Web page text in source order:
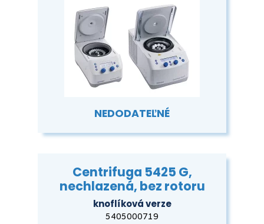
NEDODATEĽNÉ
Centrifuga 5425 G,
nechlazená, bez rotoru
knoflíková verze
5405000719